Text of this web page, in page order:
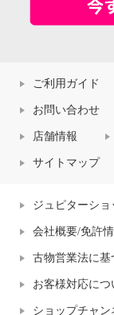
ご利用ガイド
お問い合わせ
店舗情報
サイトマップ
ジュピターシ
会社概要/免許
古物営業法に基
お客様対応につ
ショップチャ